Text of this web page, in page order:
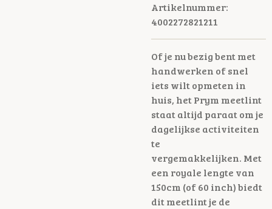
Artikelnummer:
4002272821211
Of je nu bezig bent met
handwerken of snel
iets wilt opmeten in
huis, het Prym meetlint
staat altijd paraat om je
dagelijkse activiteiten
te
vergemakkelijken. Met
een royale lengte van
150cm (of 60 inch) biedt
dit meetlint je de